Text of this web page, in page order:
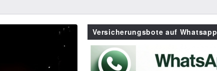
Versicherungsbote auf Whatsapp